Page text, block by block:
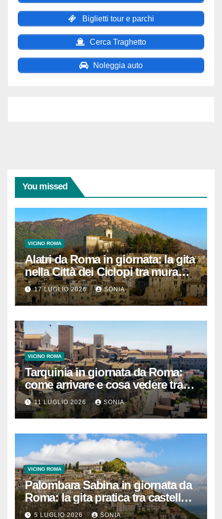
Biglietti tour e parchi
Cerca Traghetto
Noleggia auto
You missed
VICINO ROMA
Alatri da Roma in giornata: la gita
nella Città dei Ciclopi tra mura
megalitiche, vicoli medievali e
panorami di Ciociaria
17 LUGLIO 2026 SONIA
VICINO ROMA
Tarquinia in giornata da Roma:
come arrivare e cosa vedere tra
necropoli etrusca, museo e
centro storico
11 LUGLIO 2026 SONIA
VICINO ROMA
Palombara Sabina in giornata da
Roma: la gita pratica tra castello,
vicoli e Terme di Cretone
5 LUGLIO 2026 SONIA